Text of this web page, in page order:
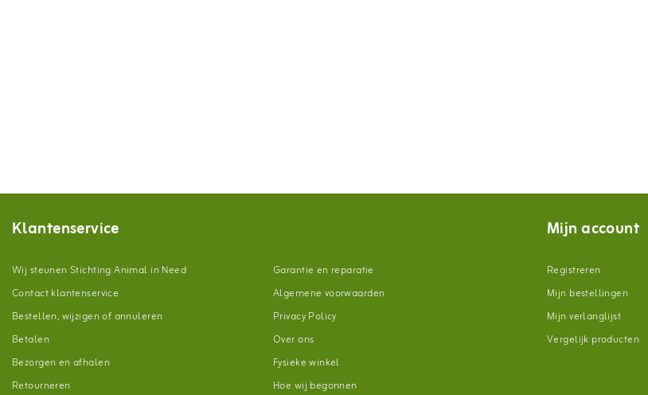
Klantenservice
Wij steunen Stichting Animal in Need
Contact klantenservice
Bestellen, wijzigen of annuleren
Betalen
Bezorgen en afhalen
Retourneren
Garantie en reparatie
Algemene voorwaarden
Privacy Policy
Over ons
Fysieke winkel
Hoe wij begonnen
Mijn account
Registreren
Mijn bestellingen
Mijn verlanglijst
Vergelijk producten